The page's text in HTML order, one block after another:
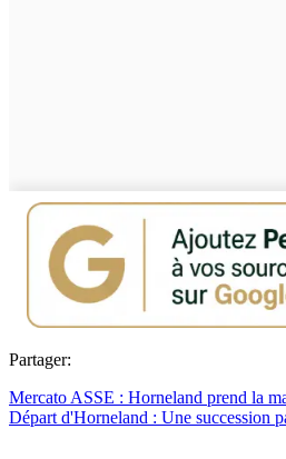
Partager:
Mercato ASSE : Horneland prend la
Départ d'Horneland : Une succession